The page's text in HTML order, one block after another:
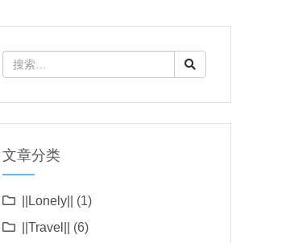
文章分类
||Lonely||
(1)
||Travel||
(6)